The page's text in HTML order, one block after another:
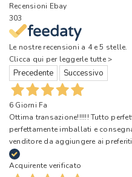
Recensioni Ebay
303
Le nostre recensioni a 4 e 5 stelle.
Clicca qui per leggerle tutte >
Precedente Successivo
6 Giorni Fa
Ottima transazione!!!!!! Tutto
perfettamente imballati e
venditore da aggiungere ai
Acquirente verificato